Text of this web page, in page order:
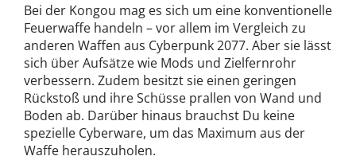
Bei der Kongou mag es sich um eine konventionelle
Feuerwaffe handeln – vor allem im Vergleich zu
anderen Waffen aus Cyberpunk 2077. Aber sie lässt
sich über Aufsätze wie Mods und Zielfernrohr
verbessern. Zudem besitzt sie einen geringen
Rückstoß und ihre Schüsse prallen von Wand und
Boden ab. Darüber hinaus brauchst Du keine
spezielle Cyberware, um das Maximum aus der
Waffe herauszuholen.